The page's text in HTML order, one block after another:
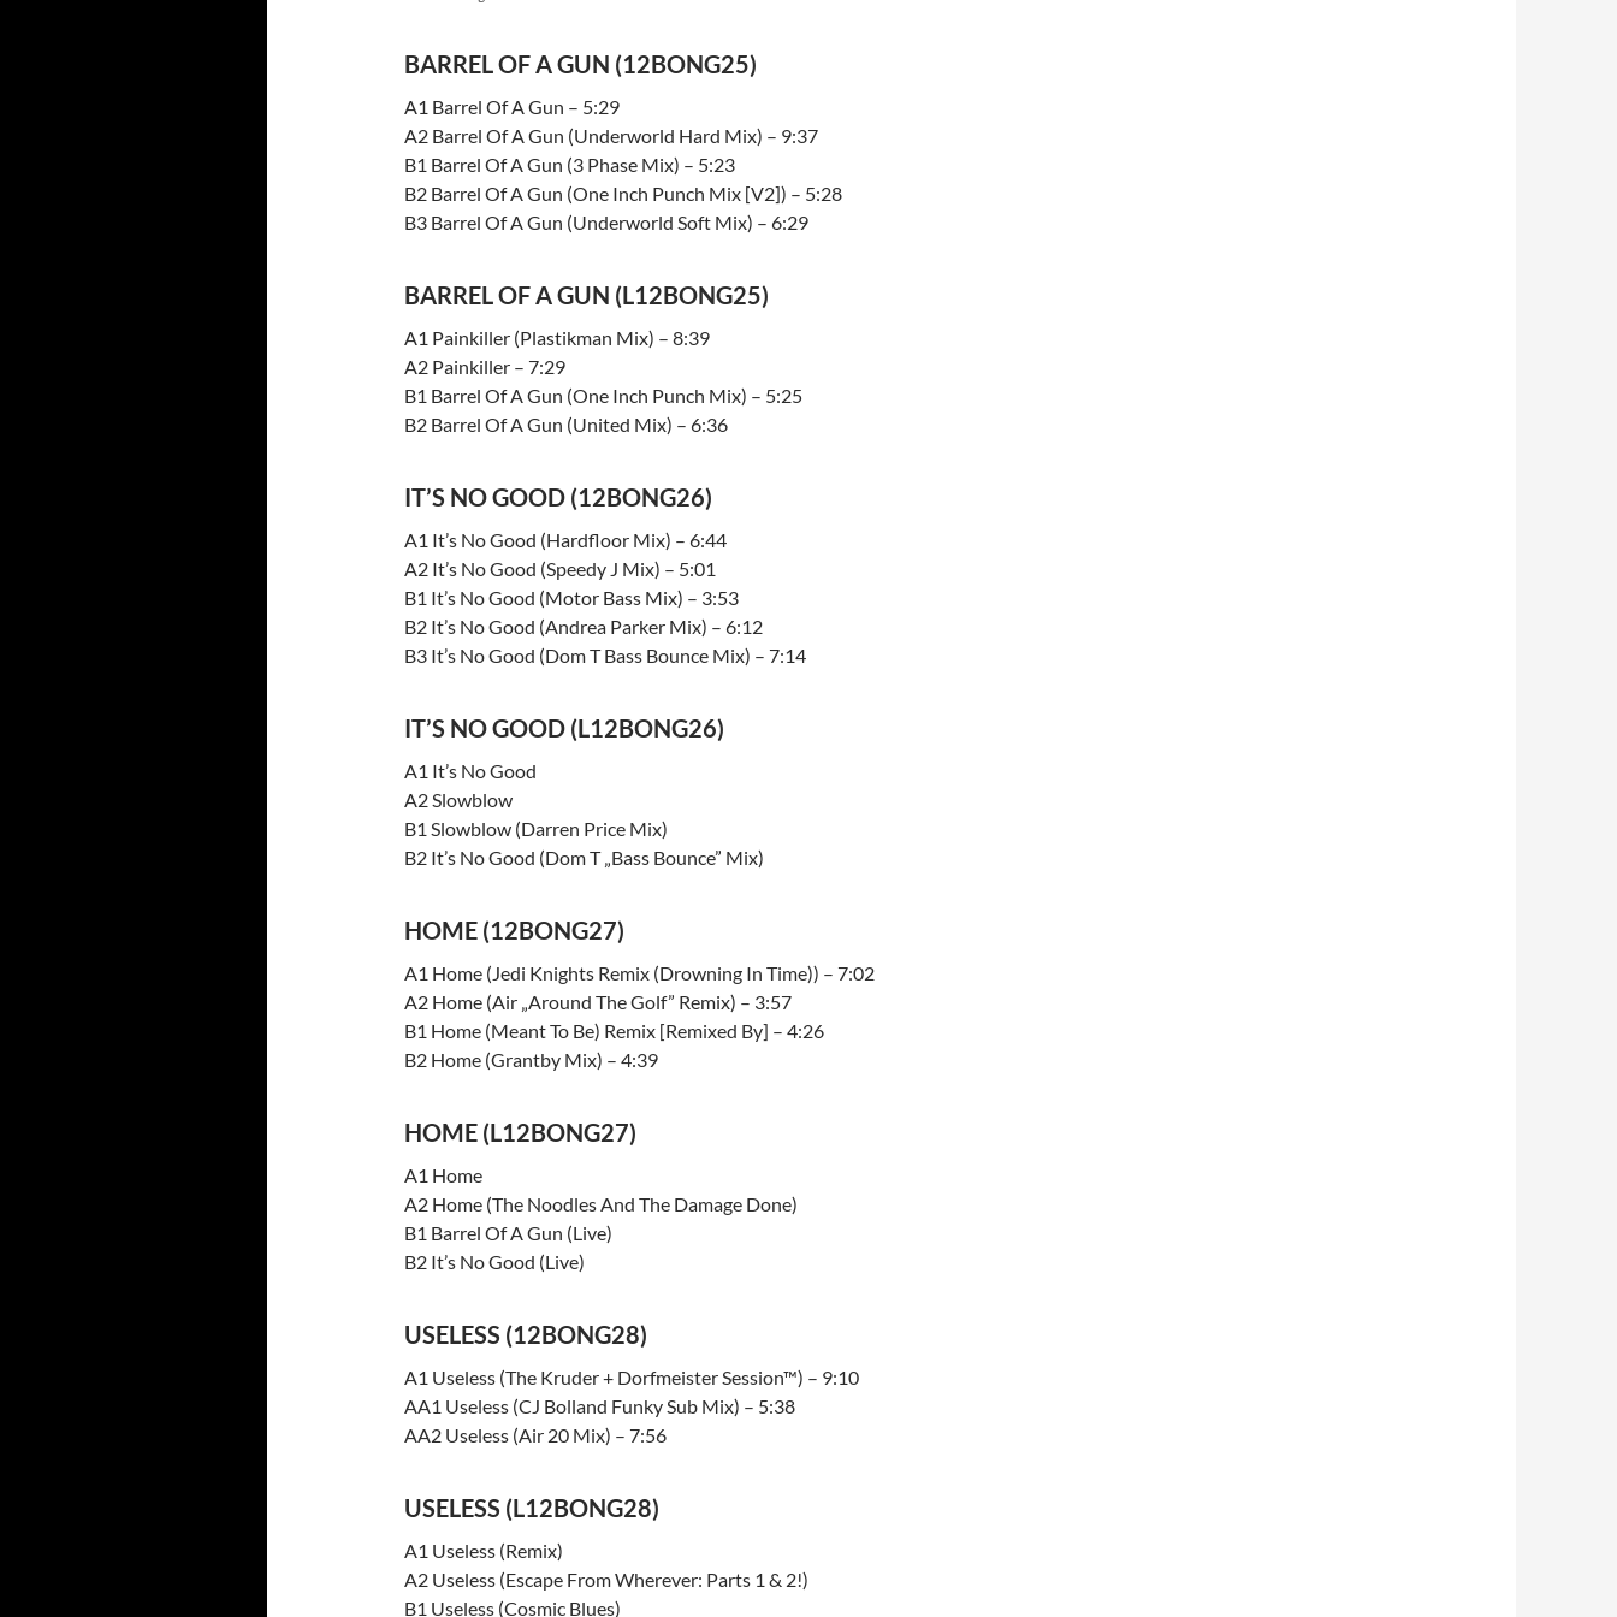
BARREL OF A GUN (12BONG25)
A1 Barrel Of A Gun – 5:29
A2 Barrel Of A Gun (Underworld Hard Mix) – 9:37
B1 Barrel Of A Gun (3 Phase Mix) – 5:23
B2 Barrel Of A Gun (One Inch Punch Mix [V2]) – 5:28
B3 Barrel Of A Gun (Underworld Soft Mix) – 6:29
BARREL OF A GUN (L12BONG25)
A1 Painkiller (Plastikman Mix) – 8:39
A2 Painkiller – 7:29
B1 Barrel Of A Gun (One Inch Punch Mix) – 5:25
B2 Barrel Of A Gun (United Mix) – 6:36
IT’S NO GOOD (12BONG26)
A1 It’s No Good (Hardfloor Mix) – 6:44
A2 It’s No Good (Speedy J Mix) – 5:01
B1 It’s No Good (Motor Bass Mix) – 3:53
B2 It’s No Good (Andrea Parker Mix) – 6:12
B3 It’s No Good (Dom T Bass Bounce Mix) – 7:14
IT’S NO GOOD (L12BONG26)
A1 It’s No Good
A2 Slowblow
B1 Slowblow (Darren Price Mix)
B2 It’s No Good (Dom T „Bass Bounce” Mix)
HOME (12BONG27)
A1 Home (Jedi Knights Remix (Drowning In Time)) – 7:02
A2 Home (Air „Around The Golf” Remix) – 3:57
B1 Home (Meant To Be) Remix [Remixed By] – 4:26
B2 Home (Grantby Mix) – 4:39
HOME (L12BONG27)
A1 Home
A2 Home (The Noodles And The Damage Done)
B1 Barrel Of A Gun (Live)
B2 It’s No Good (Live)
USELESS (12BONG28)
A1 Useless (The Kruder + Dorfmeister Session™) – 9:10
AA1 Useless (CJ Bolland Funky Sub Mix) – 5:38
AA2 Useless (Air 20 Mix) – 7:56
USELESS (L12BONG28)
A1 Useless (Remix)
A2 Useless (Escape From Wherever: Parts 1 & 2!)
B1 Useless (Cosmic Blues)